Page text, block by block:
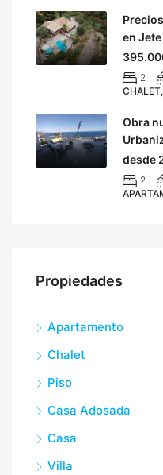
en Jete
2
Obra
desde
2
Propiedades
Apartamento
Chalet
Piso
Casa Adosada
Casa
Villa